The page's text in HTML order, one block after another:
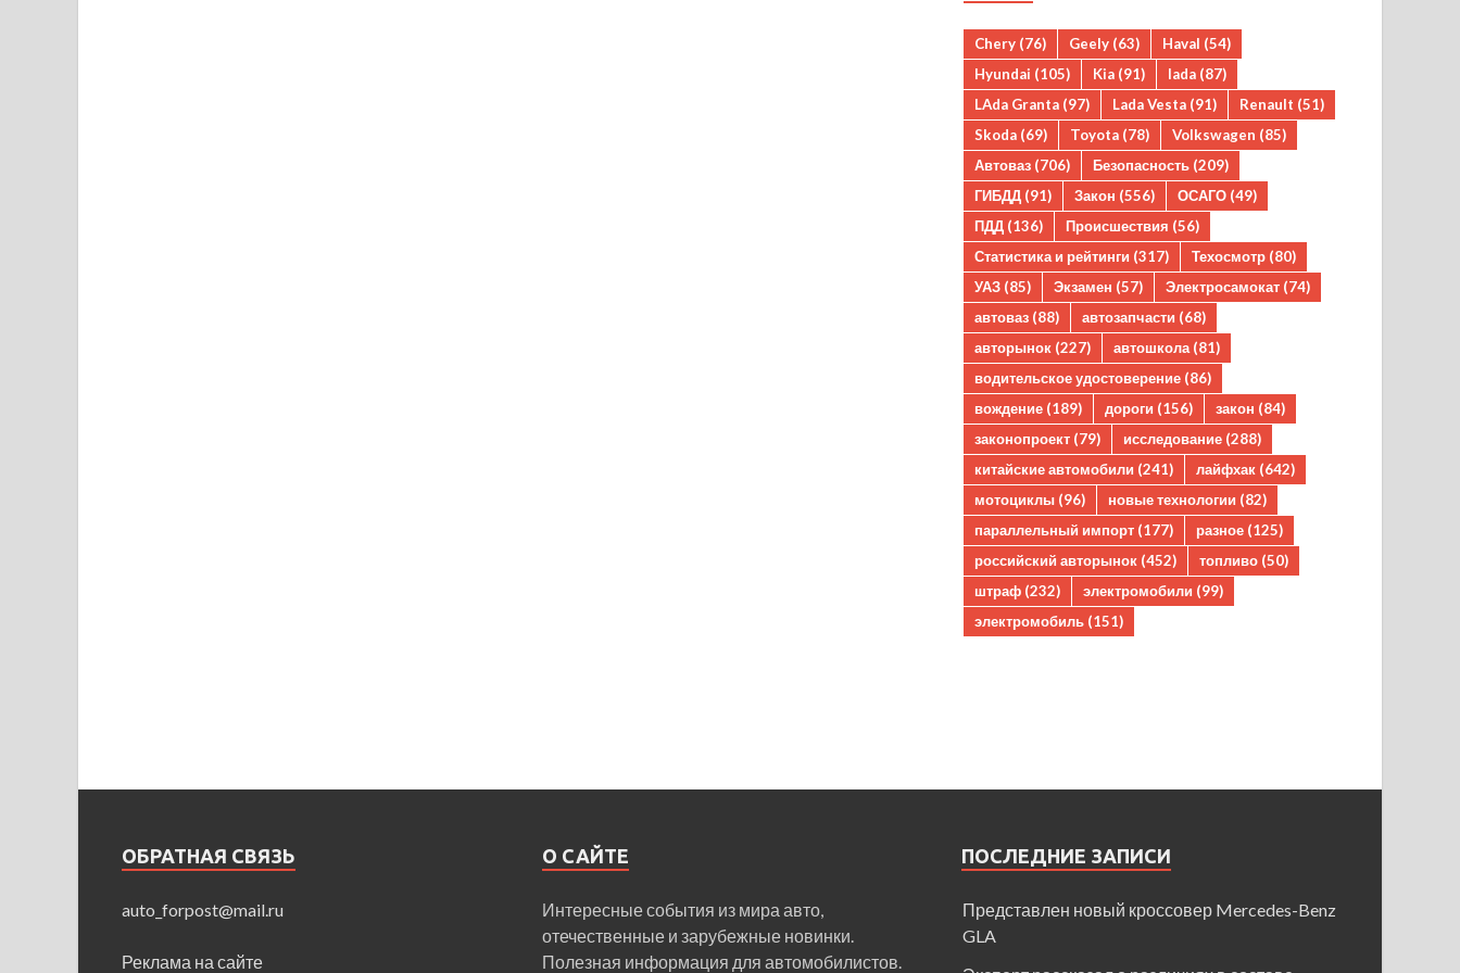
Chery (76) Geely (63) Haval (54)
Hyundai (105) Kia (91) lada (87)
LAda Granta (97) Lada Vesta (91) Renault (51)
Skoda (69) Toyota (78) Volkswagen (85)
Автоваз (706) Безопасность (209)
ГИБДД (91) Закон (556) ОСАГО (49)
ПДД (136) Происшествия (56)
Статистика и рейтинги (317) Техосмотр (80)
УАЗ (85) Экзамен (57) Электросамокат (74)
автоваз (88) автозапчасти (68)
авторынок (227) автошкола (81)
водительское удостоверение (86)
вождение (189) дороги (156) закон (84)
законопроект (79) исследование (288)
китайские автомобили (241) лайфхак (642)
мотоциклы (96) новые технологии (82)
параллельный импорт (177) разное (125)
российский авторынок (452) топливо (50)
штраф (232) электромобили (99)
электромобиль (151)
ОБРАТНАЯ СВЯЗЬ
auto_forpost@mail.ru
Реклама на сайте
О САЙТЕ
Интересные события из мира авто,
отечественные и зарубежные новинки.
Полезная информация для автомобилистов.
ПОСЛЕДНИЕ ЗАПИСИ
Представлен новый кроссовер Mercedes-Benz
GLA